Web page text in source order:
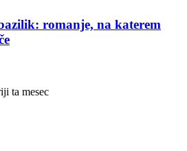
romanje, na katerem
ta mesec